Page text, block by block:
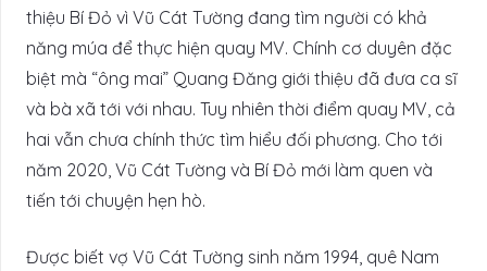
thiệu Bí Đỏ vì Vũ Cát Tường đang tìm người có khả
năng múa để thực hiện quay MV. Chính cơ duyên đặc
biệt mà “ông mai” Quang Đăng giới thiệu đã đưa ca sĩ
và bà xã tới với nhau. Tuy nhiên thời điểm quay MV, cả
hai vẫn chưa chính thức tìm hiểu đối phương. Cho tới
năm 2020, Vũ Cát Tường và Bí Đỏ mới làm quen và
tiến tới chuyện hẹn hò.
Được biết vợ Vũ Cát Tường sinh năm 1994, quê Nam